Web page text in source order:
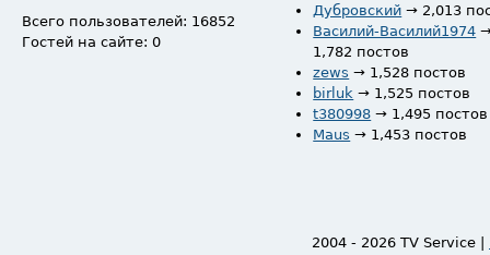
Всего пользователей: 16852
Гостей на сайте: 0
Дубровский → 2,013
Василий-Василий1974
1,782 постов
zews → 1,528 постов
birluk → 1,525 постов
t380998 → 1,495 постов
Maus → 1,453 постов
2004 - 2026 TV Service |